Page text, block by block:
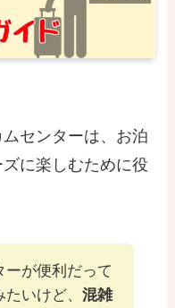
センターは、お泊
に楽しむために役
ーが便利だって
たいけど、混雑